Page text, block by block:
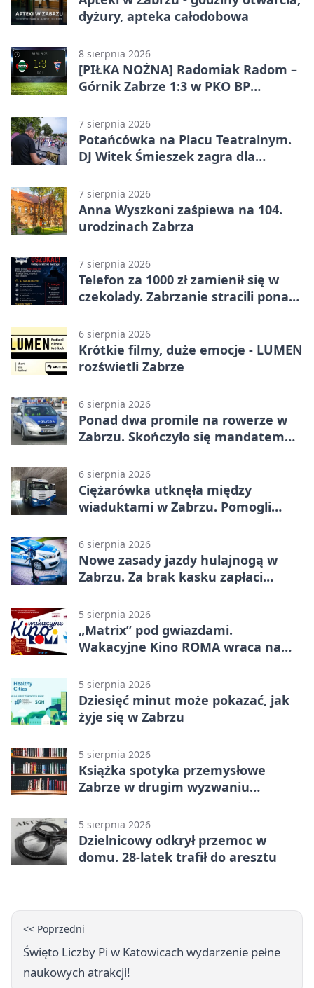
dyżury, apteka całodobowa
8 sierpnia 2026
[PIŁKA NOŻNA] Radomiak Radom –
Górnik Zabrze 1:3 w PKO BP
Federico dał zabrzanom zwycięstwo
7 sierpnia 2026
Potańcówka na Placu Teatralnym.
DJ Witek Śmieszek zagra dla
7 sierpnia 2026
Anna Wyszkoni zaśpiewa na 104.
urodzinach Zabrza
7 sierpnia 2026
Telefon za 1000 zł zamienił się w
czekolady. Zabrzanie stracili ponad
6 sierpnia 2026
Krótkie filmy, duże emocje - LUMEN
rozświetli Zabrze
6 sierpnia 2026
Ponad dwa promile na rowerze w
Zabrzu. Skończyło się mandatem
6 sierpnia 2026
Ciężarówka utknęła między
wiaduktami w Zabrzu. Pomogli
6 sierpnia 2026
Nowe zasady jazdy hulajnogą w
Zabrzu. Za brak kasku zapłaci
5 sierpnia 2026
„Matrix” pod gwiazdami.
Wakacyjne Kino ROMA wraca na
5 sierpnia 2026
Dziesięć minut może pokazać, jak
żyje się w Zabrzu
5 sierpnia 2026
Książka spotyka przemysłowe
Zabrze w drugim wyzwaniu
5 sierpnia 2026
Dzielnicowy odkrył przemoc w
domu. 28-latek trafił do aresztu
<< Poprzedni
Święto Liczby Pi w Katowicach wydarzenie pełne
naukowych atrakcji!